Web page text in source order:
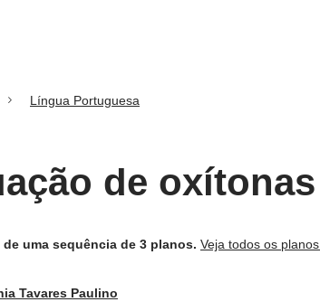
Língua Portuguesa
de oxítonas
de uma sequência de 3 planos. Veja todos os planos
Tavares Paulino